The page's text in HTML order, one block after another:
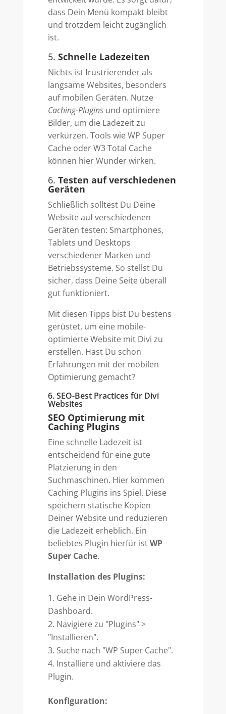
dass Dein Menü kompakt bleibt
und trotzdem leicht zugänglich
ist.
5. Schnelle Ladezeiten
Nichts ist frustrierender als
langsame Websites, besonders
auf mobilen Geräten. Nutze
Caching-Pluginsund optimiere
Bilder, um die Ladezeit zu
verkürzen. Tools wie WP Super
Cache oder W3 Total Cache
können hier Wunder wirken.
6. Testen auf verschiedenen
Geräten
Schließlich solltest Du Deine
Website auf verschiedenen
Geräten testen: Smartphones,
Tablets und Desktops
verschiedener Marken und
Betriebssysteme. So stellst Du
sicher, dass Deine Seite überall
gut funktioniert.
Mit diesen Tipps bist Du bestens
gerüstet, um eine mobile-
optimierte Website mit Divi zu
erstellen. Hast Du schon
Erfahrungen mit der mobilen
Optimierung gemacht?
6. SEO-Best Practices für Divi
Websites
SEO Optimierung mit
Caching Plugins
Eine schnelle Ladezeit ist
entscheidend für eine gute
Platzierung in den
Suchmaschinen. Hier kommen
Caching Plugins ins Spiel. Diese
speichern statische Kopien
Deiner Website und reduzieren
die Ladezeit erheblich. Ein
beliebtes Plugin hierfür istWP
Super Cache.
Installation des Plugins:
Gehe in Dein WordPress-
Dashboard.
Navigiere zu "Plugins" >
"Installieren".
Suche nach "WP Super Cache".
Installiere und aktiviere das
Plugin.
Konfiguration: